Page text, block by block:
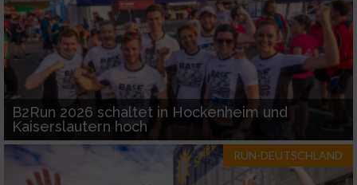
B2Run 2026 schaltet in Hockenheim und
Kaiserslautern hoch
RUN-DEUTSCHLAND